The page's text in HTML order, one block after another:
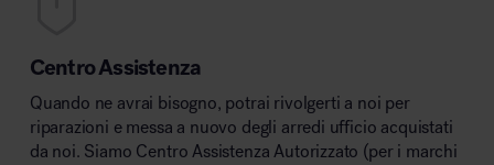
Centro Assistenza
Quando ne avrai bisogno, potrai rivolgerti a noi per
riparazioni e messa a nuovo degli arredi ufficio acquistati
da noi. Siamo Centro Assistenza Autorizzato (per i marchi